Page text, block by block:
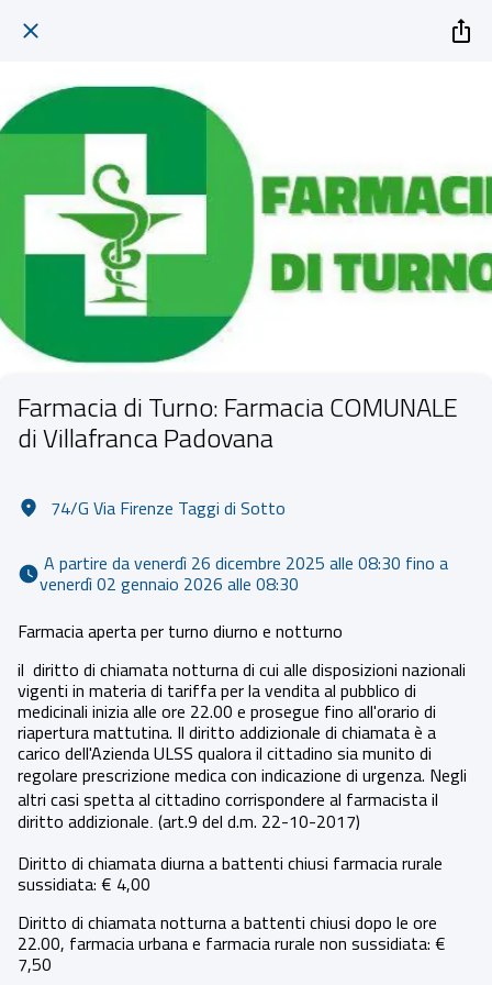
Farmacia di Turno: Farmacia COMUNALE
di Villafranca Padovana
74/G Via Firenze Taggi di Sotto
venerdì 02 gennaio 2026 alle 08:30
Farmacia aperta per turno diurno e notturno
il diritto di chiamata notturna di cui alle disposizioni nazionali
vigenti in materia di tariffa per la vendita al pubblico di
medicinali inizia alle ore 22.00 e prosegue fino all'orario di
riapertura mattutina. Il diritto addizionale di chiamata è a
carico dell'Azienda ULSS qualora il cittadino sia munito di
regolare prescrizione medica con indicazione di urgenza. Negli
altri casi spetta al cittadino corrispondere al farmacista il
diritto addizionale (art.9 del d.m. 22-10-2017)
Diritto di chiamata diurna a battenti chiusi farmacia rurale
sussidiata: € 4,00
Diritto di chiamata notturna a battenti chiusi dopo le ore
22.00, farmacia urbana e farmacia rurale non sussidiata: €
7,50